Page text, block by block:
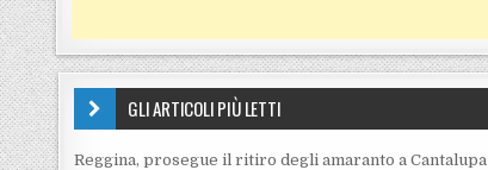
GLI ARTICOLI PIÙ LETTI
Reggina, prosegue il ritiro degli amaranto a Cantalupa